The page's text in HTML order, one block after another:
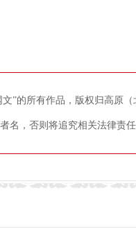
”的所有作品，版权归高原
名，否则将追究相关法律责任